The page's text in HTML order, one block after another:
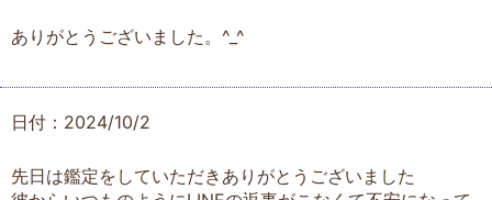
ありがとうございました。^_^
日付：2024/10/2
先日は鑑定をしていただきありがとうございました